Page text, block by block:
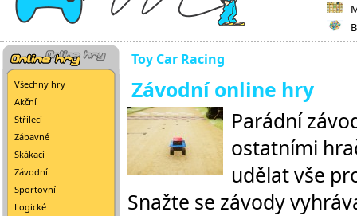
Všechny hry
Akční
Střílecí
Zábavné
Skákací
Závodní
Sportovní
Logické
Toy Car Racing
Závodní online hry
Parádní
ostatními
udělat vše
Snažte se závody